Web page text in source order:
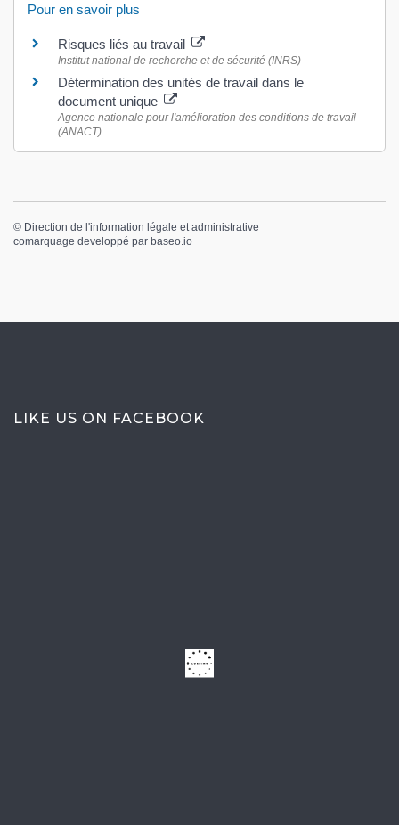
Pour en savoir plus
Risques liés au travail
Institut national de recherche et de sécurité (INRS)
Détermination des unités de travail dans le
document unique
Agence nationale pour l'amélioration des conditions de travail
(ANACT)
© Direction de l'information légale et administrative
comarquage developpé par baseo.io
LIKE US ON FACEBOOK